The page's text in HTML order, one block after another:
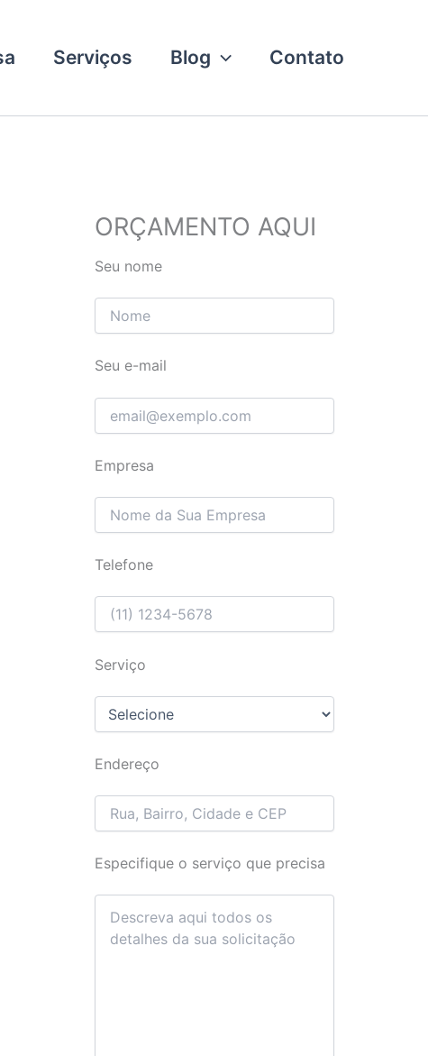
Serviços Blog Contato
ORÇAMENTO AQUI
Seu nome
Seu e-mail
Empresa
Telefone
Serviço
Endereço
Especifique o serviço que precisa